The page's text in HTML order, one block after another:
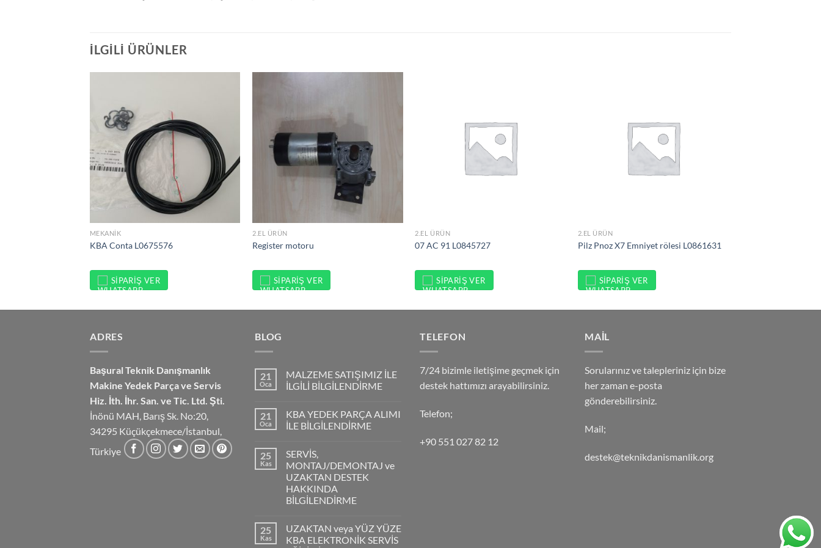
İLGILI ÜRÜNLER
MEKANIK
KBA Conta L0675576
SIPARIŞ VER
2.EL ÜRÜN
Register motoru
SIPARIŞ VER
2.EL ÜRÜN
07 AC 91 L0845727
SIPARIŞ VER
2.EL ÜRÜN
Pilz Pnoz X7 Emniyet rölesi L0861631
SIPARIŞ VER
ADRES
Başural Teknik Danışmanlık
Makine Yedek Parça ve Servis
Hiz. İth. İhr. San. ve Tic. Ltd. Şti.
İnönü MAH, Barış Sk. No:20,
34295 Küçükçekmece/İstanbul,
Türkiye
BLOG
21
Oca
MALZEME SATIŞIMIZ İLE
İLGİLİ BİLGİLENDİRME
21
Oca
KBA YEDEK PARÇA ALIMI
İLE BİLGİLENDİRME
25
Kas
SERVİS,
MONTAJ/DEMONTAJ ve
UZAKTAN DESTEK
HAKKINDA
BİLGİLENDİRME
25
Kas
UZAKTAN veya YÜZ YÜZE
KBA ELEKTRONİK SERVİS
TELEFON
7/24 bizimle iletişime geçmek için
destek hattımızı arayabilirsiniz.
Telefon;
+90 551 027 82 12
MAİL
Sorularınız ve talepleriniz için bize
her zaman e-posta
gönderebilirsiniz.
Mail;
destek@teknikdanismanlik.org